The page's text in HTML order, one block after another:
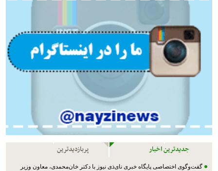
جدیدترین اخبار پربازدیدترین
گفت‌وگوی اختصاصی پایگاه خبری نای‌ذی نیوز با دکتر خان‌محمدی، معاون وزیر